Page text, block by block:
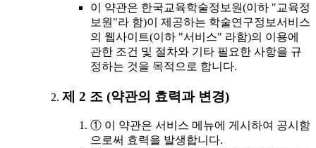
이 약관은 한국교육학술정보원(이하 "교육정
보원"라 함)이 제공하는 학술연구정보서비스
의 웹사이트(이하 "서비스" 라함)의 이용에
관한 조건 및 절차와 기타 필요한 사항을 규
정하는 것을 목적으로 합니다.
제 2 조 (약관의 효력과 변경)
① 이 약관은 서비스 메뉴에 게시하여 공시함
으로써 효력을 발생합니다.